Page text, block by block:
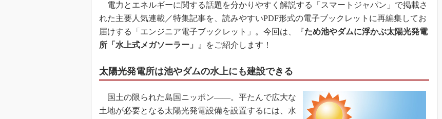
電力とエネルギーに関する話題を分かりやすく解説する「スマートジャパン」で掲載さ
れた主要人気連載／特集記事を、読みやすいPDF形式の電子ブックレットに再編集してお
届けする「エンジニア電子ブックレット」。今回は、『ため池やダムに浮かぶ太陽光発電
所「水上式メガソーラー」
』をご紹介します！
太陽光発電所は池やダムの水上にも建設できる
国土の限られた島国ニッポン――。平たんで広大な
土地が必要となる太陽光発電設備を設置するには、水